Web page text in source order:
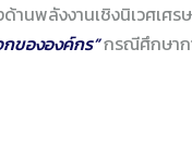
านพลังงานเชิงนิเวศเ
ขององค์กร”กรณีศึกษาก